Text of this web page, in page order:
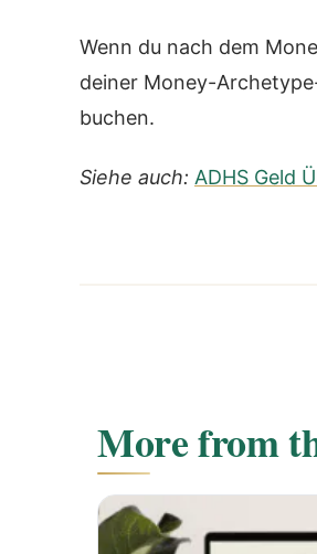
Wenn du nach dem
deiner Money-
buchen.
Siehe auch: ADHS Geld
More from